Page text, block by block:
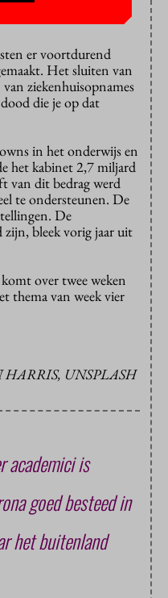
nooit meer
er voortdurend
Het sluiten van
ziekenhuisopnames
die je op dat
in het onderwijs en
het kabinet 2,7 miljard
van dit bedrag werd
te ondersteunen. De
De
zijn, bleek vorig jaar uit
over twee weken
thema van week vier
HARRIS, UNSPLASH
academici is
goed besteed in
het buitenland